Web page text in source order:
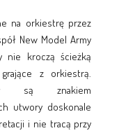
na orkiestrę przez
New Model Army
nie kroczą ścieżką
z orkiestrą.
są znakiem
utwory doskonale
i nie tracą przy